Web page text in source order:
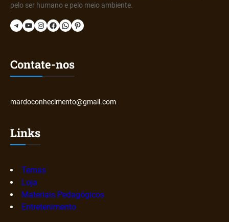
pelo ser humano e pelo meio ambiente.
Telegram YouTube Instagram Facebook WhatsApp Pinterest
Contate-nos
mardoconhecimento@gmail.com
Links
Temas
Loja
Materiais Pedagógicos
Entretenimento